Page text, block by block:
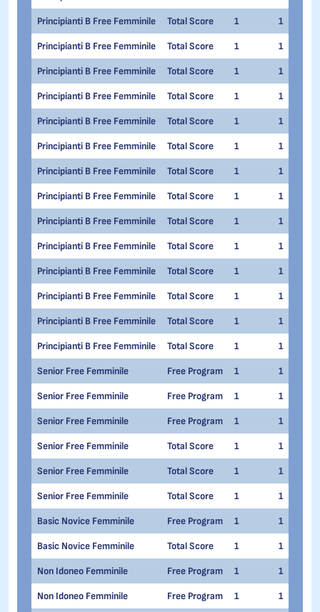
Principianti B Free Femminile Total Score 1 1
Principianti B Free Femminile Total Score 1 1
Principianti B Free Femminile Total Score 1 1
Principianti B Free Femminile Total Score 1 1
Principianti B Free Femminile Total Score 1 1
Principianti B Free Femminile Total Score 1 1
Principianti B Free Femminile Total Score 1 1
Principianti B Free Femminile Total Score 1 1
Principianti B Free Femminile Total Score 1 1
Principianti B Free Femminile Total Score 1 1
Principianti B Free Femminile Total Score 1 1
Principianti B Free Femminile Total Score 1 1
Principianti B Free Femminile Total Score 1 1
Principianti B Free Femminile Total Score 1 1
Senior Free Femminile Free Program 1 1
Senior Free Femminile Free Program 1 1
Senior Free Femminile Free Program 1 1
Senior Free Femminile Total Score 1 1
Senior Free Femminile Total Score 1 1
Senior Free Femminile Total Score 1 1
Basic Novice Femminile Free Program 1 1
Basic Novice Femminile Total Score 1 1
Non Idoneo Femminile Free Program 1 1
Non Idoneo Femminile Free Program 1 1